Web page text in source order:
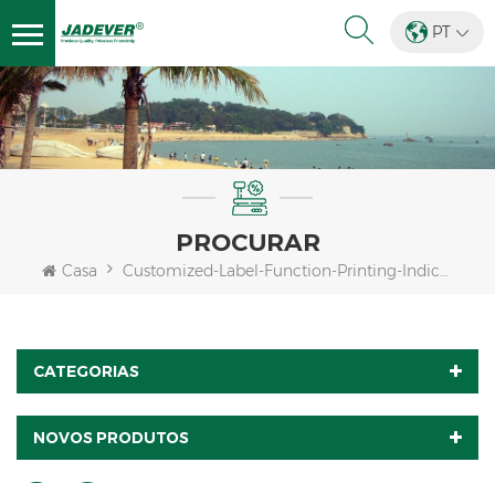
PT
PROCURAR
Casa Customized-Label-Function-Printing-Indicator
CATEGORIAS
NOVOS PRODUTOS